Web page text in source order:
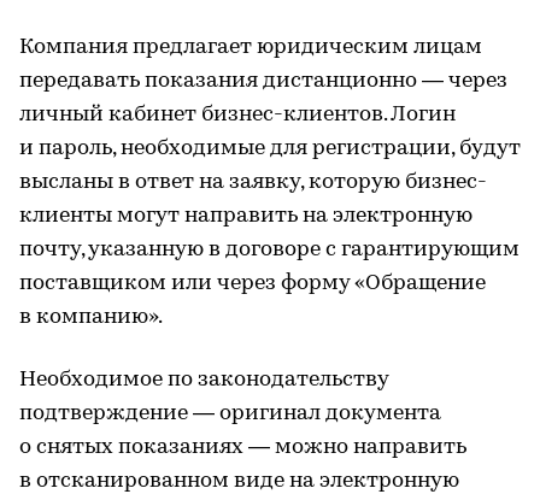
Компания предлагает юридическим лицам
передавать показания дистанционно — через
личный кабинет бизнес-клиентов. Логин
и пароль, необходимые для регистрации, будут
высланы в ответ на заявку, которую бизнес-
клиенты могут направить на электронную
почту, указанную в договоре с гарантирующим
поставщиком или через форму «Обращение
в компанию».
Необходимое по законодательству
подтверждение — оригинал документа
о снятых показаниях — можно направить
в отсканированном виде на электронную